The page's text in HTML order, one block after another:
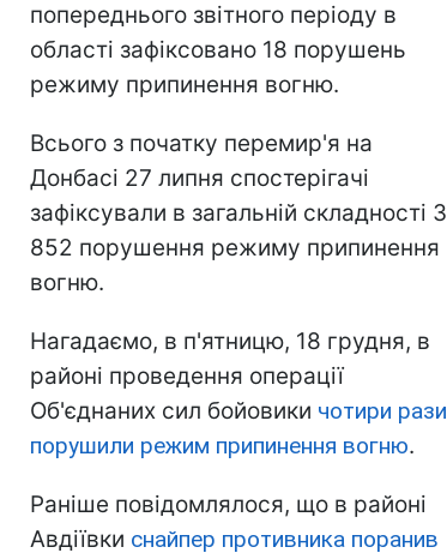
попереднього звітного періоду в
області зафіксовано 18 порушень
режиму припинення вогню.
Всього з початку перемир'я на
Донбасі 27 липня спостерігачі
зафіксували в загальній складності 3
852 порушення режиму припинення
вогню.
Нагадаємо, в п'ятницю, 18 грудня, в
районі проведення операції
Об'єднаних сил бойовики чотири рази
порушили режим припинення вогню.
Раніше повідомлялося, що в районі
Авдіївки снайпер противника поранив